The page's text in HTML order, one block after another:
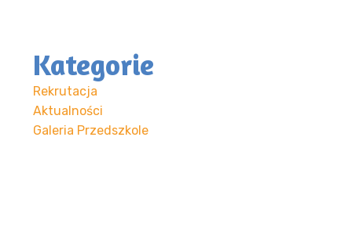
Kategorie
Rekrutacja
Aktualności
Galeria Przedszkole